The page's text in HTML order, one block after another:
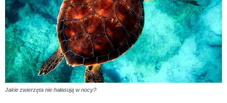
Jakie zwierzęta nie hałasują w nocy?